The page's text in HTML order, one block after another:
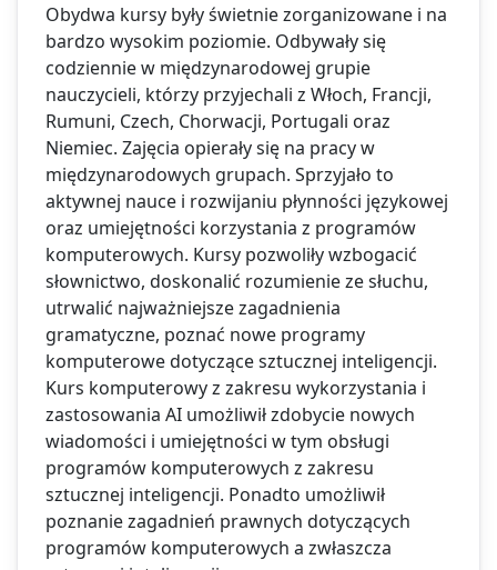
Obydwa kursy były świetnie zorganizowane i na
bardzo wysokim poziomie. Odbywały się
codziennie w międzynarodowej grupie
nauczycieli, którzy przyjechali z Włoch, Francji,
Rumuni, Czech, Chorwacji, Portugali oraz
Niemiec. Zajęcia opierały się na pracy w
międzynarodowych grupach. Sprzyjało to
aktywnej nauce i rozwijaniu płynności językowej
oraz umiejętności korzystania z programów
komputerowych. Kursy pozwoliły wzbogacić
słownictwo, doskonalić rozumienie ze słuchu,
utrwalić najważniejsze zagadnienia
gramatyczne, poznać nowe programy
komputerowe dotyczące sztucznej inteligencji.
Kurs komputerowy z zakresu wykorzystania i
zastosowania AI umożliwił zdobycie nowych
wiadomości i umiejętności w tym obsługi
programów komputerowych z zakresu
sztucznej inteligencji. Ponadto umożliwił
poznanie zagadnień prawnych dotyczących
programów komputerowych a zwłaszcza